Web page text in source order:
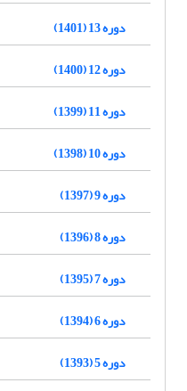
دوره 13 (1401)
دوره 12 (1400)
دوره 11 (1399)
دوره 10 (1398)
دوره 9 (1397)
دوره 8 (1396)
دوره 7 (1395)
دوره 6 (1394)
دوره 5 (1393)